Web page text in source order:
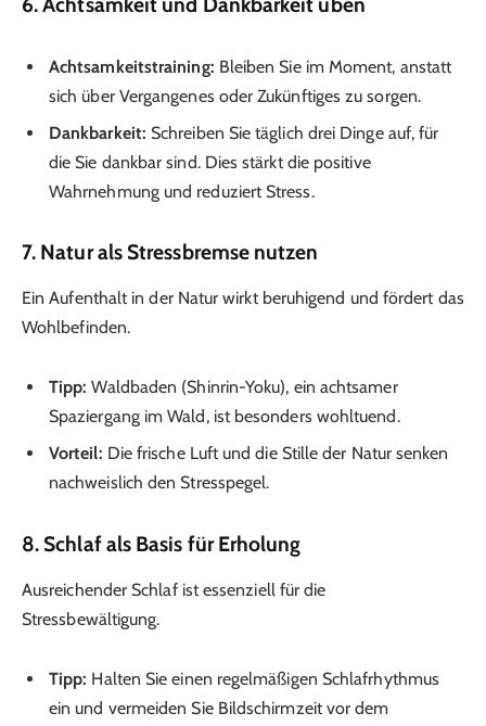
Achtsamkeitstraining: Bleiben Sie im Moment, anstatt
sich über Vergangenes oder Zukünftiges zu sorgen.
Dankbarkeit: Schreiben Sie täglich drei Dinge auf, für
die Sie dankbar sind. Dies stärkt die positive
Wahrnehmung und reduziert Stress.
7. Natur als Stressbremse nutzen
Ein Aufenthalt in der Natur wirkt beruhigend und fördert das
Wohlbefinden.
Tipp: Waldbaden (Shinrin-Yoku), ein achtsamer
Spaziergang im Wald, ist besonders wohltuend.
Vorteil: Die frische Luft und die Stille der Natur senken
nachweislich den Stresspegel.
8. Schlaf als Basis für Erholung
Ausreichender Schlaf ist essenziell für die
Stressbewältigung.
Tipp: Halten Sie einen regelmäßigen Schlafrhythmus
ein und vermeiden Sie Bildschirmzeit vor dem